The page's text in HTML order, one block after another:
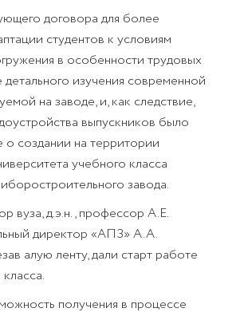
договора для более
студентов к условиям
в особенности трудовых
изучения современной
на заводе, и, как следствие,
выпускников было
о создании на территории
учебного класса
завода.
вуза, д.э.н., профессор А.Е.
директор «АПЗ» А.А.
алую ленту, дали старт работе
получения в процессе